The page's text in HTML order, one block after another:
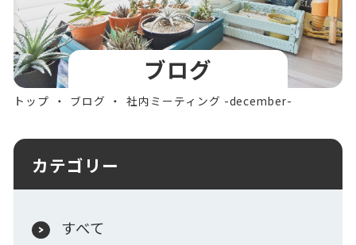
ブログ
トップ ブログ 社内ミーティング -december-
カテゴリー
すべて